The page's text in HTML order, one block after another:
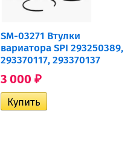
SM-03271 Втулки
вариатора SPI 293250389,
293370117, 293370137
3 000 ₽